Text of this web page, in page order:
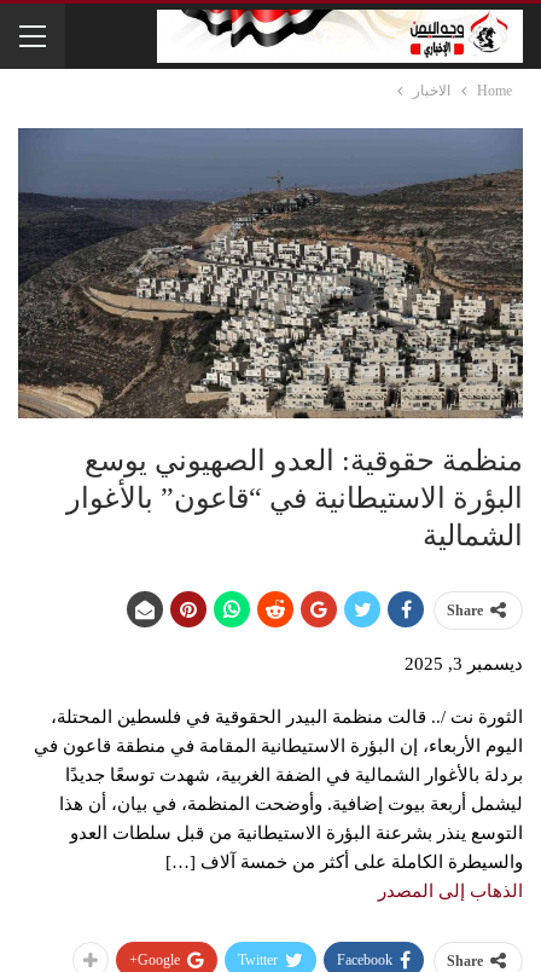
Home الاخبار
منظمة حقوقية: العدو الصهيوني يوسع
البؤرة الاستيطانية في “قاعون” بالأغوار
الشمالية
Share
ديسمبر 3, 2025
الثورة نت /.. قالت منظمة البيدر الحقوقية في فلسطين المحتلة،
اليوم الأربعاء، إن البؤرة الاستيطانية المقامة في منطقة قاعون في
بردلة بالأغوار الشمالية في الضفة الغربية، شهدت توسعًا جديدًا
ليشمل أربعة بيوت إضافية. وأوضحت المنظمة، في بيان، أن هذا
التوسع ينذر بشرعنة البؤرة الاستيطانية من قبل سلطات العدو
والسيطرة الكاملة على أكثر من خمسة آلاف […]
الذهاب إلى المصدر
Share
Facebook
Twitter
Google+